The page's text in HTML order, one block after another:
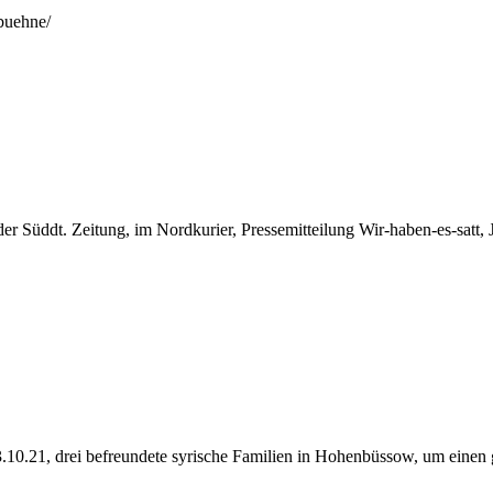
Süddt. Zeitung, im Nordkurier, Pressemitteilung Wir-haben-es-
drei befreundete syrische Familien in Hohenbüssow, um